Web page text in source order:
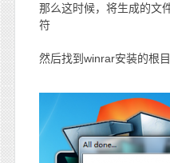
那么这时候，将生成的文
符
然后找到winrar安装的根